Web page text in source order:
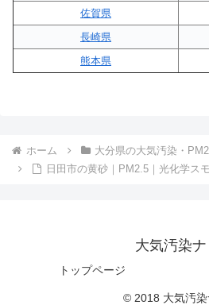
佐賀県
長崎県
熊本県
ホーム
大分県の大気汚染・
日田市の黄砂｜PM2.5｜光化学ス
大気汚染
トップページ
© 2018 大気汚染